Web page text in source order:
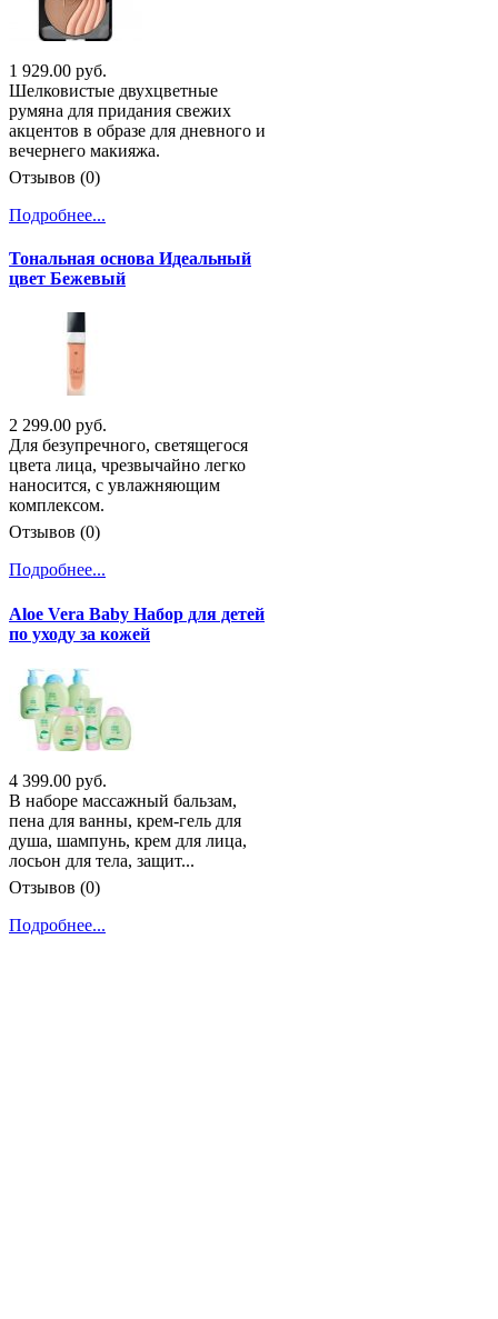
1 929.00 руб.
Шелковистые двухцветные
румяна для придания свежих
акцентов в образе для дневного и
вечернего макияжа.
Отзывов (0)
Подробнее...
Тональная основа Идеальный
цвет Бежевый
2 299.00 руб.
Для безупречного, светящегося
цвета лица, чрезвычайно легко
наносится, с увлажняющим
комплексом.
Отзывов (0)
Подробнее...
Aloe Vera Baby Набор для детей
по уходу за кожей
4 399.00 руб.
В наборе массажный бальзам,
пена для ванны, крем-гель для
душа, шампунь, крем для лица,
лосьон для тела, защит...
Отзывов (0)
Подробнее...